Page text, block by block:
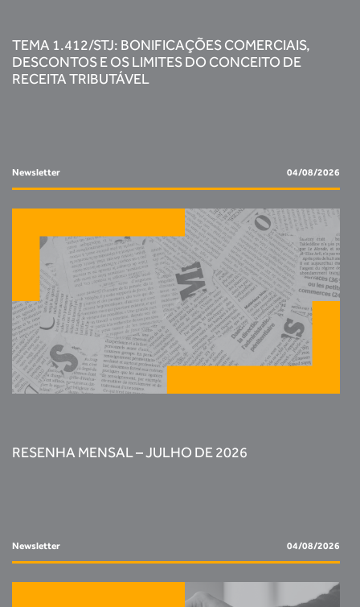
TEMA 1.412/STJ: BONIFICAÇÕES COMERCIAIS,
DESCONTOS E OS LIMITES DO CONCEITO DE
RECEITA TRIBUTÁVEL
Newsletter 04/08/2026
RESENHA MENSAL – JULHO DE 2026
Newsletter 04/08/2026